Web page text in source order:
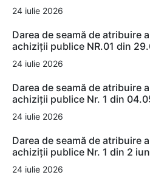
24 iulie 2026
Darea de seamă de atribuire
achiziții publice NR.01 din
24 iulie 2026
Darea de seamă de atribuire
achiziții publice Nr. 1 din
24 iulie 2026
Darea de seamă de atribuire
achiziții publice Nr. 1 din 2
24 iulie 2026